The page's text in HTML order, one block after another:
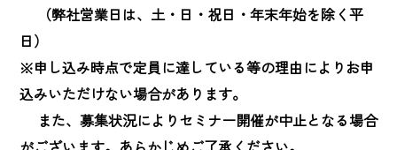
（弊社営業日は、土・日・祝日・年末年始を除く平
日）
※申し込み時点で定員に達している等の理由によりお申
込みいただけない場合があります。
また、募集状況によりセミナー開催が中止となる場合